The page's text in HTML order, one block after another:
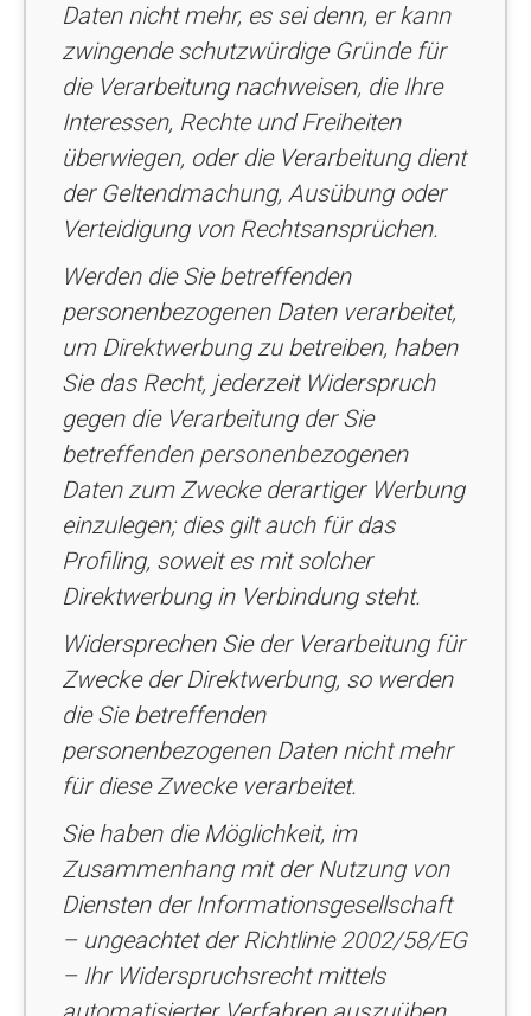
Daten nicht mehr, es sei denn, er kann
zwingende schutzwürdige Gründe für
die Verarbeitung nachweisen, die Ihre
Interessen, Rechte und Freiheiten
überwiegen, oder die Verarbeitung dient
der Geltendmachung, Ausübung oder
Verteidigung von Rechtsansprüchen.
Werden die Sie betreffenden
personenbezogenen Daten verarbeitet,
um Direktwerbung zu betreiben, haben
Sie das Recht, jederzeit Widerspruch
gegen die Verarbeitung der Sie
betreffenden personenbezogenen
Daten zum Zwecke derartiger Werbung
einzulegen; dies gilt auch für das
Profiling, soweit es mit solcher
Direktwerbung in Verbindung steht.
Widersprechen Sie der Verarbeitung für
Zwecke der Direktwerbung, so werden
die Sie betreffenden
personenbezogenen Daten nicht mehr
für diese Zwecke verarbeitet.
Sie haben die Möglichkeit, im
Zusammenhang mit der Nutzung von
Diensten der Informationsgesellschaft
– ungeachtet der Richtlinie 2002/58/EG
– Ihr Widerspruchsrecht mittels